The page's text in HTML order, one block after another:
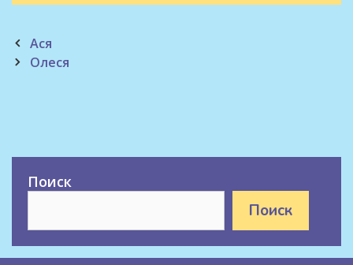
Post
navigation
Ася
Олеся
Поиск
Поиск